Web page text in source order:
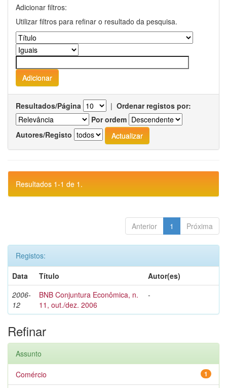
Adicionar filtros:
Utilizar filtros para refinar o resultado da pesquisa.
Resultados/Página | Ordenar registos por:
Por ordem
Autores/Registo
Resultados 1-1 de 1.
Anterior 1 Próxima
Registos:
Data
Título
Autor(es)
2006-
12
BNB Conjuntura Econômica, n.
11, out./dez. 2006
-
Refinar
Assunto
1
Comércio